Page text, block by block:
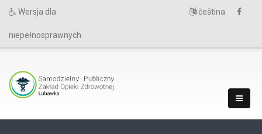
Wersja dla
niepełnosprawnych
čeština